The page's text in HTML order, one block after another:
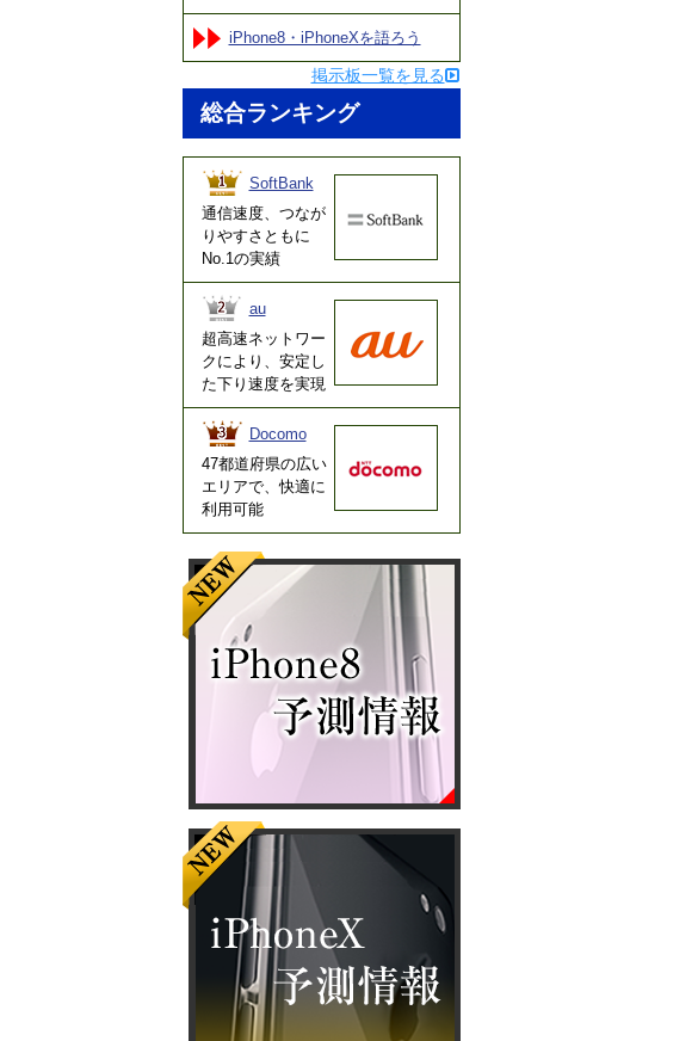
iPhone8・iPhoneXを語ろう
掲示板一覧を見る
総合ランキング
SoftBank
通信速度、つなが
りやすさともに
No.1の実績
au
超高速ネットワー
クにより、安定し
た下り速度を実現
Docomo
47都道府県の広い
エリアで、快適に
利用可能